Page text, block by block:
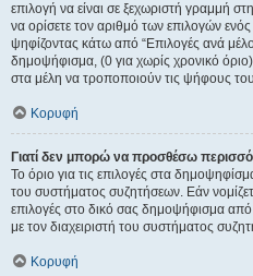
επιλογή να είναι σε ξεχωριστή γραμμή
να ορίσετε τον αριθμό των επιλογών
ψηφίζοντας κάτω από “Επιλογές ανά
δημοψήφισμα, (0 για χωρίς χρονικό όριο)
στα μέλη να τροποποιούν τις ψήφους
Κορυφή
Γιατί δεν μπορώ να προσθέσω
Το όριο για τις επιλογές στα
του συστήματος συζητήσεων. Εάν
επιλογές στο δικό σας δημοψήφισμα από
με τον διαχειριστή του συστήματος
Κορυφή